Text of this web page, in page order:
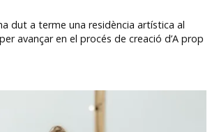
dut a terme una residència artística al
avançar en el procés de creació d’A prop